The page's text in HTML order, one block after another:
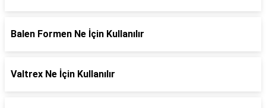
Balen Formen Ne İçin Kullanılır
Valtrex Ne İçin Kullanılır